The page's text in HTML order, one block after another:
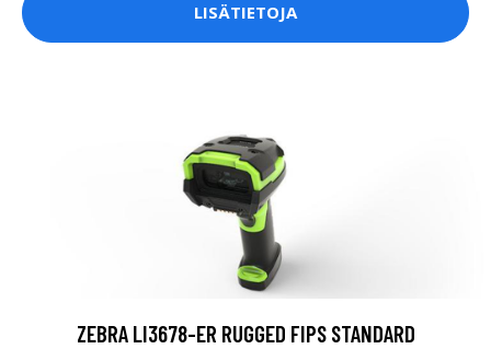
LISÄTIETOJA
ZEBRA LI3678-ER RUGGED FIPS STANDARD